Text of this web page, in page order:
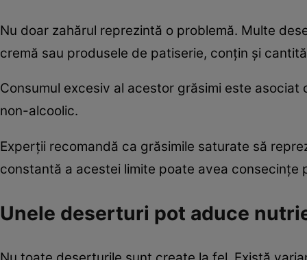
Nu doar zahărul reprezintă o problemă. Multe
cremă sau produsele de patiserie, conțin și
Consumul excesiv al acestor grăsimi este
non-alcoolic.
Experții recomandă ca grăsimile saturate să
constantă a acestei limite poate avea
Unele deserturi pot aduce